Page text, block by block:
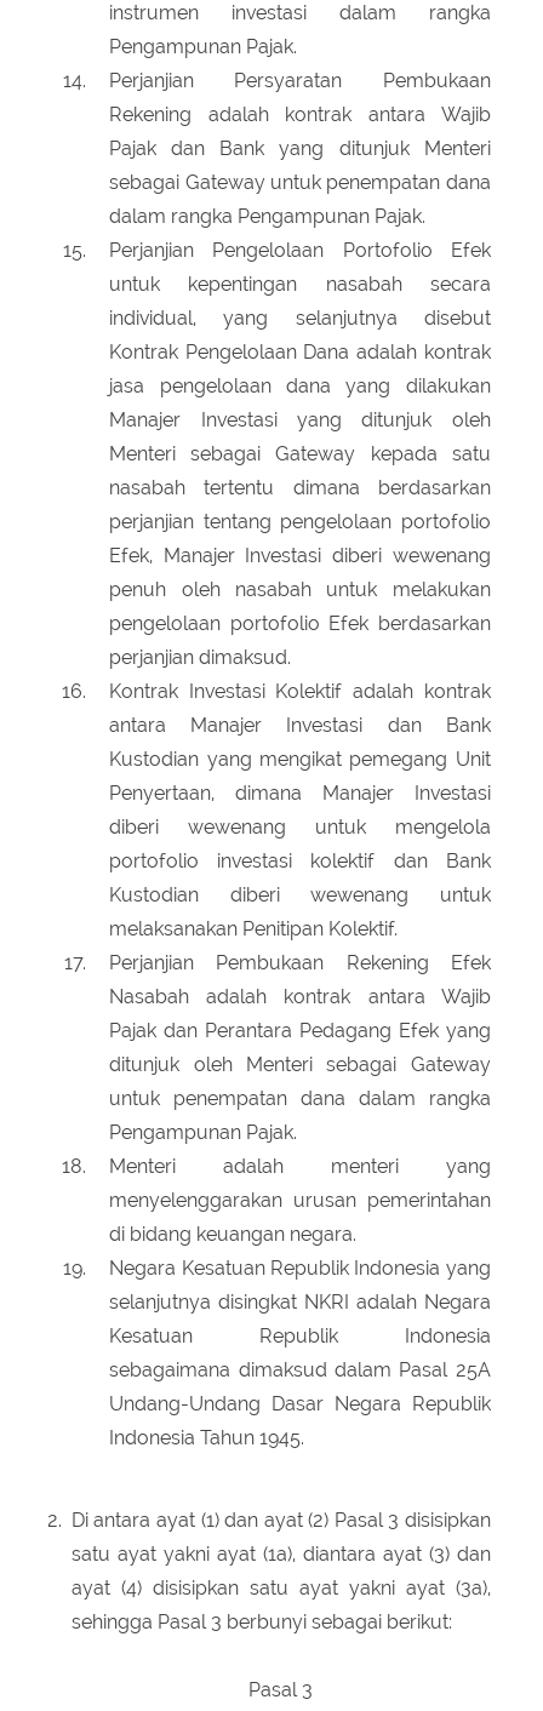
instrumen investasi dalam rangka
Pengampunan Pajak.
Perjanjian Persyaratan Pembukaan
Rekening adalah kontrak antara Wajib
Pajak dan Bank yang ditunjuk Menteri
sebagai Gateway untuk penempatan dana
dalam rangka Pengampunan Pajak.
Perjanjian Pengelolaan Portofolio Efek
untuk kepentingan nasabah secara
individual, yang selanjutnya disebut
Kontrak Pengelolaan Dana adalah kontrak
jasa pengelolaan dana yang dilakukan
Manajer Investasi yang ditunjuk oleh
Menteri sebagai Gateway kepada satu
nasabah tertentu dimana berdasarkan
perjanjian tentang pengelolaan portofolio
Efek, Manajer Investasi diberi wewenang
penuh oleh nasabah untuk melakukan
pengelolaan portofolio Efek berdasarkan
perjanjian dimaksud.
Kontrak Investasi Kolektif adalah kontrak
antara Manajer Investasi dan Bank
Kustodian yang mengikat pemegang Unit
Penyertaan, dimana Manajer Investasi
diberi wewenang untuk mengelola
portofolio investasi kolektif dan Bank
Kustodian diberi wewenang untuk
melaksanakan Penitipan Kolektif.
Perjanjian Pembukaan Rekening Efek
Nasabah adalah kontrak antara Wajib
Pajak dan Perantara Pedagang Efek yang
ditunjuk oleh Menteri sebagai Gateway
untuk penempatan dana dalam rangka
Pengampunan Pajak.
Menteri adalah menteri yang
menyelenggarakan urusan pemerintahan
di bidang keuangan negara.
Negara Kesatuan Republik Indonesia yang
selanjutnya disingkat NKRI adalah Negara
Kesatuan Republik Indonesia
sebagaimana dimaksud dalam Pasal 25A
Undang-Undang Dasar Negara Republik
Indonesia Tahun 1945.
2. Di antara ayat (1) dan ayat (2) Pasal 3 disisipkan
satu ayat yakni ayat (1a), diantara ayat (3) dan
ayat (4) disisipkan satu ayat yakni ayat (3a),
sehingga Pasal 3 berbunyi sebagai berikut:
Pasal 3